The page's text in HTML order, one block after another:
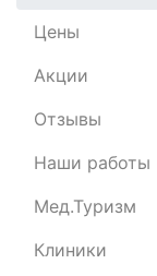
Сеть
Цены
Акции
Отзывы
Наши работы
Мед.Туризм
Клиники